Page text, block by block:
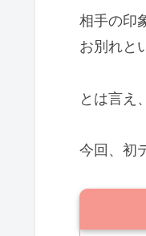
相手の印
お別れと
とは言え
今回、初